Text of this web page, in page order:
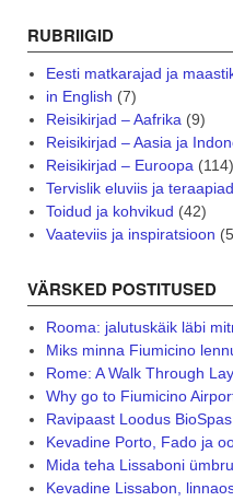
RUBRIIGID
Eesti matkarajad ja
in English (7)
Reisikirjad – Aafrika (9)
Reisikirjad – Aasia ja
Reisikirjad – Euroopa (114)
Tervislik eluviis ja teraapiad
Toidud ja kohvikud (42)
Vaateviis ja inspiratsioon
VÄRSKED POSTITUSED
Rooma: jalutuskäik läbi
Miks minna Fiumicino
Rome: A Walk Through
Why go to Fiumicino
Ravipaast Loodus
Kevadine Porto, Fado ja
Mida teha Lissaboni
Kevadine Lissabon,